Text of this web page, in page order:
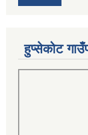
हुप्सेकोट